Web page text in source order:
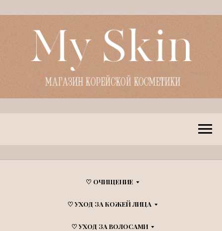
♡ ОЧИЩЕНИЕ
♡ УХОД ЗА КОЖЕЙ ЛИЦА
♡ УХОД ЗА ВОЛОСАМИ